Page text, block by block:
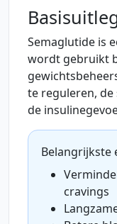
Semaglutide is
wordt gebruikt
te reguleren,
de
Belangrijkste
cravings